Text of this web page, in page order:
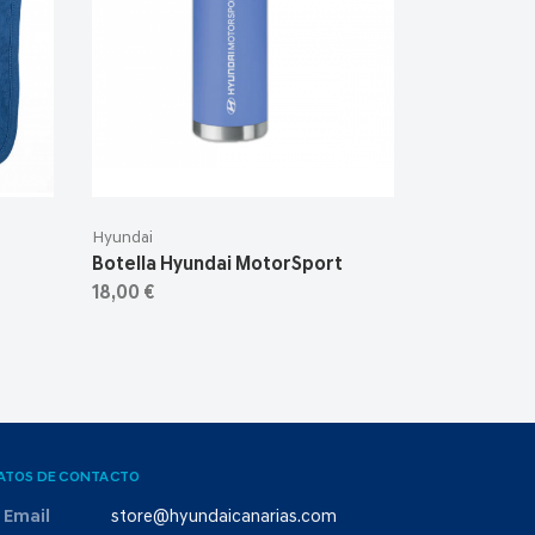
Hyundai
Botella Hyundai MotorSport
18,00 €
DE CONTACTO
Email store@hyundaicanarias.com